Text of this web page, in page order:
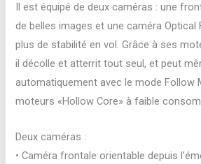
Il est équipé de deux caméras : une
de belles images et une caméra Optical
plus de stabilité en vol. Grâce à ses
il décolle et atterrit tout seul, et peut
automatiquement avec le mode Follow
moteurs «Hollow Core» à faible
Deux caméras :
• Caméra frontale orientable depuis